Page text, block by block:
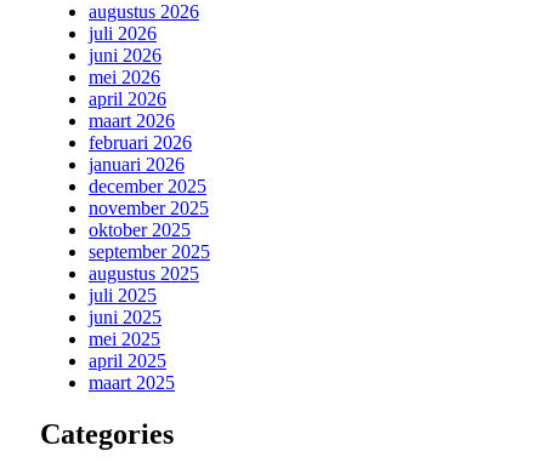
augustus 2026
juli 2026
juni 2026
mei 2026
april 2026
maart 2026
februari 2026
januari 2026
december 2025
november 2025
oktober 2025
september 2025
augustus 2025
juli 2025
juni 2025
mei 2025
april 2025
maart 2025
Categories